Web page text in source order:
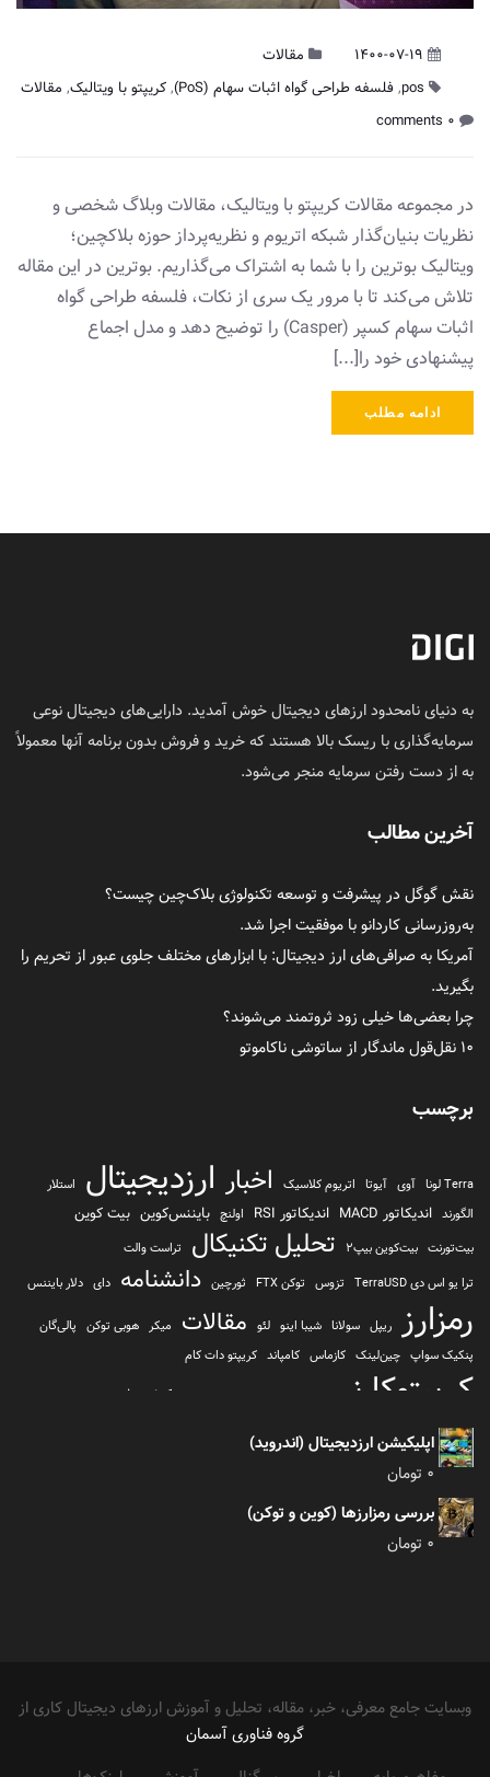
1400-07-19
مقالات
pos
,فلسفه طراحی گواه اثبات سهام (PoS) ,کریپتو با ویتالیک, مقالات
0 comments
در مجموعه مقالات کریپتو با ویتالیک، مقالات وبلاگ شخصی و
نظریات بنیان‌گذار شبکه اتریوم و نظریه‌پرداز حوزه بلاکچین؛
ویتالیک بوترین را با شما به اشتراک می‌گذاریم. بوترین در این مقاله
تلاش می‌کند تا با مرور یک سری از نکات، فلسفه طراحی گواه
اثبات سهام کسپر (Casper) را توضیح دهد و مدل اجماع
پیشنهادی خود را[...]
ادامه مطلب
به دنیای نامحدود ارزهای دیجیتال خوش آمدید. دارایی‌های دیجیتال نوعی
سرمایه‌گذاری با ریسک بالا هستند که خرید و فروش بدون برنامه آنها معمولاً
به از دست رفتن سرمایه منجر می‌شود.
آخرین مطالب
نقش گوگل در پیشرفت و توسعه تکنولوژی بلاک‌چین چیست؟
به‌روزرسانی کاردانو با موفقیت اجرا شد.
آمریکا به صرافی‌های ارز دیجیتال: با ابزارهای مختلف جلوی عبور از تحریم را
بگیرید.
چرا بعضی‌ها خیلی زود ثروتمند می‌شوند؟
۱۰ نقل‌قول ماندگار از ساتوشی ناکاموتو
برچسب
Terra لونا آوی آیوتا اتریوم کلاسیک اخبار ارزدیجیتال
استلار
الگورند اندیکاتور MACD اندیکاتور RSI اولنچ بایننس‌کوین بیت کوین
بیت‌تورنت بیت‌کوین بیپ2 تحلیل تکنیکال
تراست والت
ترا یو اس دی TerraUSD
تزوس توکن FTX ثورچین دانشنامه دای دلار بایننس
رمزارز ریپل سولانا شیبا اینو لئو مقالات میکر هوبی توکن پالی‌گان
پنکیک سواپ چین‌لینک کازماس کامپاند کریپتو دات کام
کریپتوکارنسی کیف پول
کیف پول تراست والت
اپلیکیشن ارزدیجیتال (اندروید)
0 تومان
بررسی رمزارزها (کوین و توکن)
0 تومان
وبسایت جامع معرفی، خبر، مقاله، تحلیل و آموزش ارزهای دیجیتال کاری از
گروه فناوری آسمان